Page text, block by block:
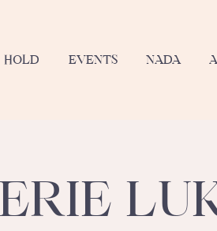
HOLD EVENTS NADA